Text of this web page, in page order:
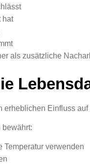
hat
als zusätzliche
erheblichen Einfluss auf
bewährt:
Temperatur verwenden